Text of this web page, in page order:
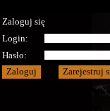
Zaloguj się
Login:
Hasło: